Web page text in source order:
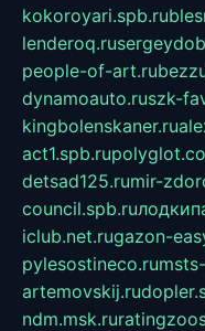
kokoroyari.spb.ru
lenderoq.ru
people-of-art.ru
dynamoauto.ruszk-
kingbolenskaner.ru
act1.spb.ru
detsad125.rumir-
council.spb.ru
iclub.net.rugazon-
pylesostineco.ru
artemovskij.ru
ndm.msk.ru